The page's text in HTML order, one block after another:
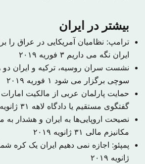
بیشتر در ایران
ترامپ: نظامیان آمریکایی در عراق را
ایران نگه می داریم ۳ فوریه ۲۰۱۹
نشست سران روسیه، ترکیه و ایران دو
سوچی برگزار می شود ۱ فوریه ۲۰۱۹
حمایت پارلمان عربی از مالکیت
گفتگوی مستقیم یا دادگاه لاهه ۳۱ ژانویه ۲۰۱۹
نصیحت اروپایی‌ها به ایران و هشدار به
مکانیزم مالی ۳۱ ژانویه ۲۰۱۹
پمپئو: اجازه نمی دهیم ایران یک کره
ژانویه ۲۰۱۹